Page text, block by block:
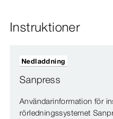
Instruktioner
Sanpress
Användarinformation för
rörledningssystemet
Nedladdning